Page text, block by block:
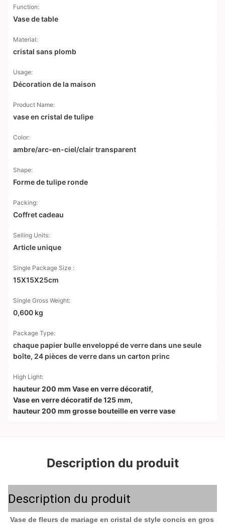
Function:
Vase de table
Material:
cristal sans plomb
Usage:
Décoration de la maison
Product Name:
vase en cristal de tulipe
Color:
ambre/arc-en-ciel/clair transparent
Shape:
Forme de tulipe ronde
Packing:
Coffret cadeau
Selling Units:
Article unique
Single Package Size :
15X15X25cm
Single Gross Weight:
0,600 kg
Package Type:
chaque papier bulle enveloppé de verre dans une seule
boîte, 24 pièces de verre dans un carton princ
High Light:
hauteur 200 mm Vase en verre décoratif,
Vase en verre décoratif de 125 mm,
hauteur 200 mm grosse bouteille en verre vase
Description du produit
Description du produit
Vase de fleurs de mariage en cristal de style concis en gros